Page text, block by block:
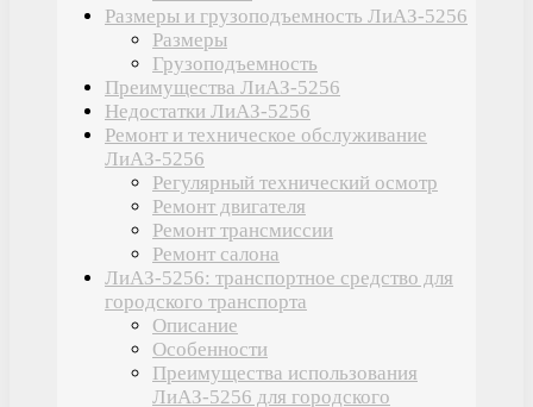
Размеры и грузоподъемность ЛиАЗ-5256
Размеры
Грузоподъемность
Преимущества ЛиАЗ-5256
Недостатки ЛиАЗ-5256
Ремонт и техническое обслуживание
ЛиАЗ-5256
Регулярный технический осмотр
Ремонт двигателя
Ремонт трансмиссии
Ремонт салона
ЛиАЗ-5256: транспортное средство для
городского транспорта
Описание
Особенности
Преимущества использования
ЛиАЗ-5256 для городского